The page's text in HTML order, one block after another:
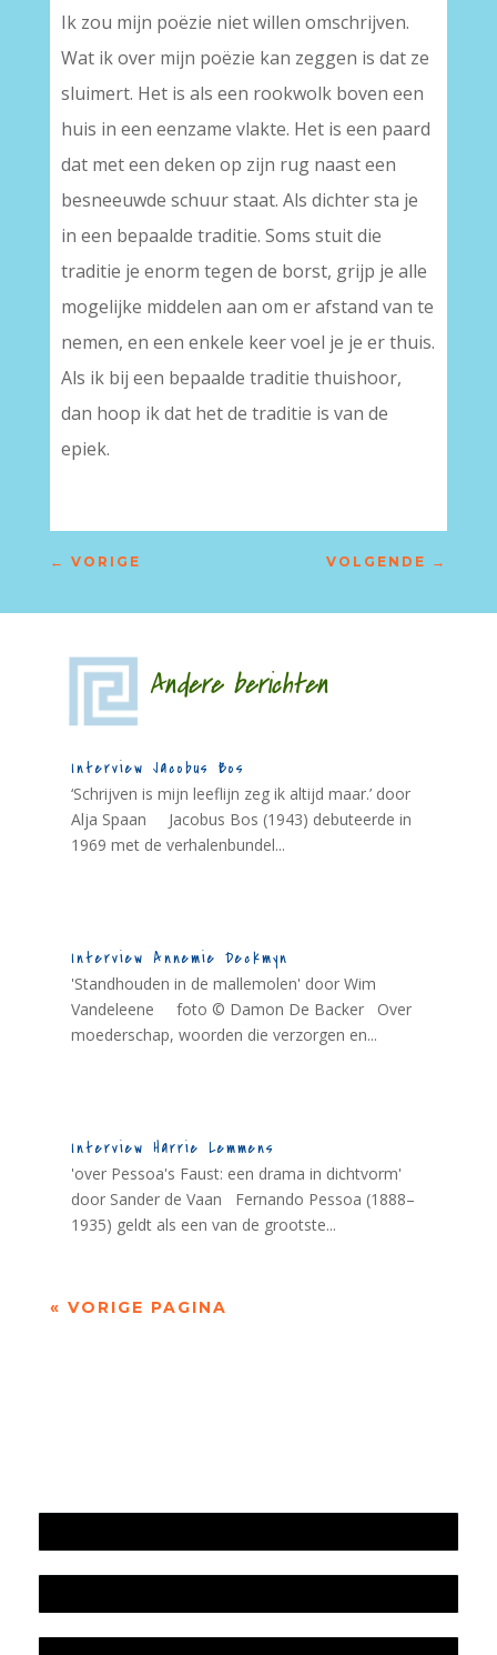
Ik zou mijn poëzie niet willen omschrijven.
Wat ik over mijn poëzie kan zeggen is dat ze
sluimert. Het is als een rookwolk boven een
huis in een eenzame vlakte. Het is een paard
dat met een deken op zijn rug naast een
besneeuwde schuur staat. Als dichter sta je
in een bepaalde traditie. Soms stuit die
traditie je enorm tegen de borst, grijp je alle
mogelijke middelen aan om er afstand van te
nemen, en een enkele keer voel je je er thuis.
Als ik bij een bepaalde traditie thuishoor,
dan hoop ik dat het de traditie is van de
epiek.
← VORIGE VOLGENDE →
Andere berichten
Interview Jacobus Bos
‘Schrijven is mijn leeflijn zeg ik altijd maar.’ door
Alja Spaan Jacobus Bos (1943) debuteerde in
1969 met de verhalenbundel...
Interview Annemie Deckmyn
'Standhouden in de mallemolen' door Wim
Vandeleene foto © Damon De Backer Over
moederschap, woorden die verzorgen en...
Interview Harrie Lemmens
'over Pessoa's Faust: een drama in dichtvorm'
door Sander de Vaan Fernando Pessoa (1888–
1935) geldt als een van de grootste...
« VORIGE PAGINA